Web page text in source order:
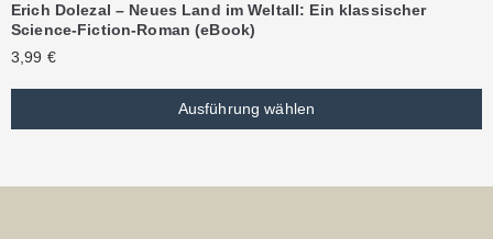
Erich Dolezal – Neues Land im Weltall: Ein klassischer
Science-Fiction-Roman (eBook)
3,99 €
Ausführung wählen